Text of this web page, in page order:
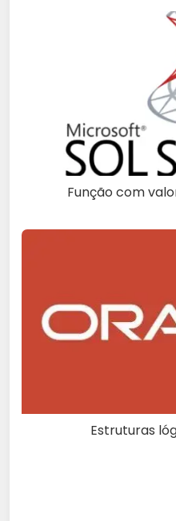
Função com
Estruturas